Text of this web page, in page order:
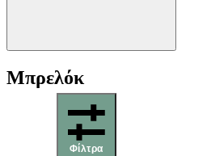
Μπρελόκ
Φίλτρα